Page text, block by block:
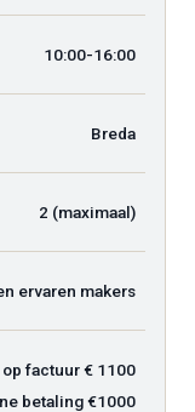
10:00-16:00
Breda
2 (maximaal)
ervaren makers
op factuur € 1100
betaling €1000